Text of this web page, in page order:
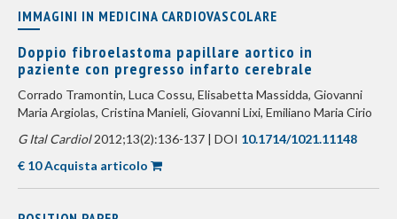
IMMAGINI IN MEDICINA CARDIOVASCOLARE
Doppio fibroelastoma papillare aortico in
paziente con pregresso infarto cerebrale
Corrado Tramontin, Luca Cossu, Elisabetta Massidda, Giovanni
Maria Argiolas, Cristina Manieli, Giovanni Lixi, Emiliano Maria Cirio
G Ital Cardiol2012;13(2):136-137 | DOI 10.1714/1021.11148
€ 10 Acquista articolo